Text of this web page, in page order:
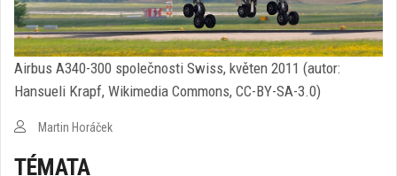
Airbus A340-300 společnosti Swiss, květen 2011 (autor:
Hansueli Krapf, Wikimedia Commons, CC-BY-SA-3.0)
Martin Horáček
TÉMATA